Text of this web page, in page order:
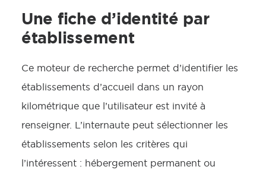
Une fiche d’identité par
établissement
Ce moteur de recherche permet d’identifier les
établissements d’accueil dans un rayon
kilométrique que l’utilisateur est invité à
renseigner. L’internaute peut sélectionner les
établissements selon les critères qui
l’intéressent : hébergement permanent ou